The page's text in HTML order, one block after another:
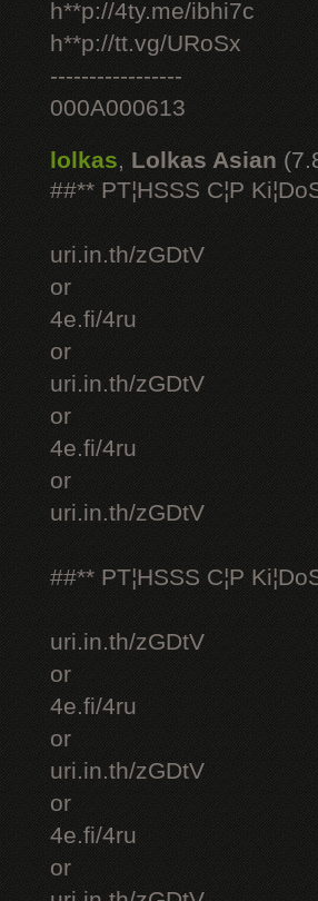
h**p://4ty.me/ibhi7c
h**p://tt.vg/URoSx
-----------------
000A000613
lolkas,Lolkas Asian
##** PT¦HSSS C¦P
uri.in.th/zGDtV
or
4e.fi/4ru
or
uri.in.th/zGDtV
or
4e.fi/4ru
or
uri.in.th/zGDtV
##** PT¦HSSS C¦P
uri.in.th/zGDtV
or
4e.fi/4ru
or
uri.in.th/zGDtV
or
4e.fi/4ru
or